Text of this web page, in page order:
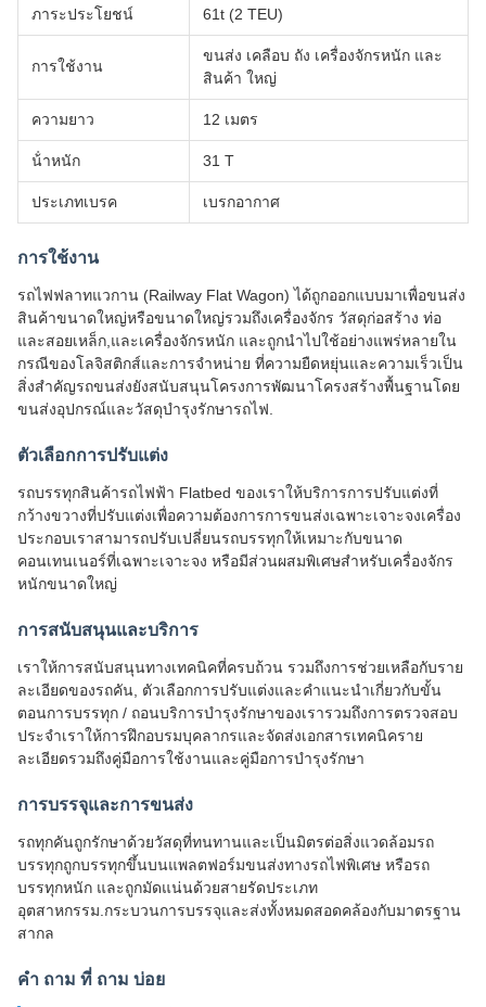
ภาระประโยชน์ 61t (2 TEU)
การใช้งาน
ขนส่ง เคลือบ ถัง เครื่องจักรหนัก และ
สินค้า ใหญ่
ความยาว 12 เมตร
น้ําหนัก 31 T
ประเภทเบรค เบรกอากาศ
การใช้งาน
รถไฟฟลาทแวกาน (Railway Flat Wagon) ได้ถูกออกแบบมาเพื่อขนส่ง
สินค้าขนาดใหญ่หรือขนาดใหญ่รวมถึงเครื่องจักร วัสดุก่อสร้าง ท่อ
และสอยเหล็ก,และเครื่องจักรหนัก และถูกนําไปใช้อย่างแพร่หลายใน
กรณีของโลจิสติกส์และการจําหน่าย ที่ความยืดหยุ่นและความเร็วเป็น
สิ่งสําคัญรถขนส่งยังสนับสนุนโครงการพัฒนาโครงสร้างพื้นฐานโดย
ขนส่งอุปกรณ์และวัสดุบํารุงรักษารถไฟ.
ตัวเลือกการปรับแต่ง
รถบรรทุกสินค้ารถไฟฟ้า Flatbed ของเราให้บริการการปรับแต่งที่
กว้างขวางที่ปรับแต่งเพื่อความต้องการการขนส่งเฉพาะเจาะจงเครื่อง
ประกอบเราสามารถปรับเปลี่ยนรถบรรทุกให้เหมาะกับขนาด
คอนเทนเนอร์ที่เฉพาะเจาะจง หรือมีส่วนผสมพิเศษสําหรับเครื่องจักร
หนักขนาดใหญ่
การสนับสนุนและบริการ
เราให้การสนับสนุนทางเทคนิคที่ครบถ้วน รวมถึงการช่วยเหลือกับราย
ละเอียดของรถคัน, ตัวเลือกการปรับแต่งและคําแนะนําเกี่ยวกับขั้น
ตอนการบรรทุก / ถอนบริการบํารุงรักษาของเรารวมถึงการตรวจสอบ
ประจําเราให้การฝึกอบรมบุคลากรและจัดส่งเอกสารเทคนิคราย
ละเอียดรวมถึงคู่มือการใช้งานและคู่มือการบํารุงรักษา
การบรรจุและการขนส่ง
รถทุกคันถูกรักษาด้วยวัสดุที่ทนทานและเป็นมิตรต่อสิ่งแวดล้อมรถ
บรรทุกถูกบรรทุกขึ้นบนแพลตฟอร์มขนส่งทางรถไฟพิเศษ หรือรถ
บรรทุกหนัก และถูกมัดแน่นด้วยสายรัดประเภท
อุตสาหกรรม.กระบวนการบรรจุและส่งทั้งหมดสอดคล้องกับมาตรฐาน
สากล
คํา ถาม ที่ ถาม บ่อย